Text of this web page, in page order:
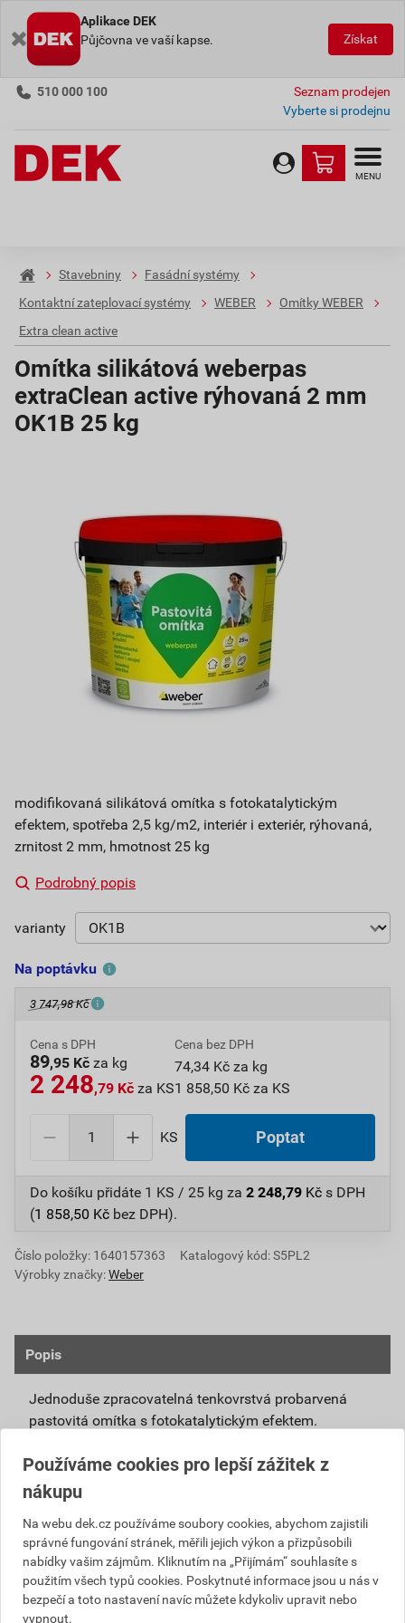
Aplikace DEK
Půjčovna ve vaší kapse.
Získat
510 000 100
Seznam prodejen
Vyberte si prodejnu
MENU
Stavebniny
Fasádní systémy
Kontaktní zateplovací systémy
WEBER
Omítky WEBER
Extra clean active
Omítka silikátová weberpas
extraClean active rýhovaná 2 mm
OK1B 25 kg
modifikovaná silikátová omítka s fotokatalytickým
efektem, spotřeba 2,5 kg/m2, interiér i exteriér, rýhovaná,
zrnitost 2 mm, hmotnost 25 kg
Podrobný popis
varianty
Na poptávku
3 747,98 Kč
Cena s DPH
89,95 Kč za kg
2 248,79 Kč za KS
Cena bez DPH
74,34 Kč za kg
1 858,50 Kč za KS
KS Poptat
Do košíku přidáte 1 KS / 25 kg za 2 248,79 Kč s DPH
(1 858,50 Kč bez DPH).
Číslo položky: 1640157363
Katalogový kód: S5PL2
Výrobky značky:Weber
Popis
Jednoduše zpracovatelná tenkovrstvá probarvená
pastovitá omítka s fotokatalytickým efektem.
Připravená k přímému použití se systémovou
penetrací weberpas podklad UNI nebo weberpas
podklad S.
Díky modifikovanému silikátovému pojivu má
omítka weberpas extraClean active vlastnosti
blízké silikátové omítce, není však tak citlivá na
klimatické podmínky při zpracování a zrání.
Unikátní receptura omítky weberpas extraClean
Používáme cookies pro lepší zážitek z
nákupu
Na webu dek.cz používáme soubory cookies, abychom zajistili
správné fungování stránek, měřili jejich výkon a přizpůsobili
nabídky vašim zájmům. Kliknutím na „Přijímám“ souhlasíte s
použitím všech typů cookies. Poskytnuté informace jsou u nás v
bezpečí a toto nastavení navíc můžete kdykoliv upravit nebo
vypnout.